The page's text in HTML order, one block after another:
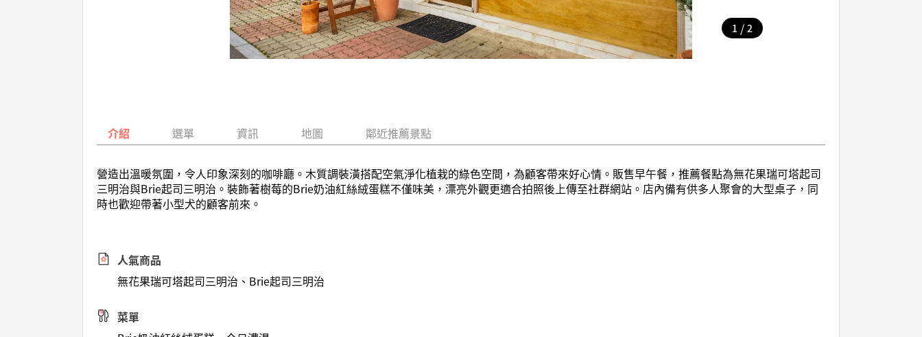
1 / 2
介紹 選單 資訊 地圖 鄰近推薦景點
營造出溫暖氛圍，令人印象深刻的咖啡廳。木質調裝潢搭配空氣淨化植栽的綠色空間，為顧客帶來好心情。販售早午餐，推薦餐點為無花果瑞可塔起司
三明治與Brie起司三明治。裝飾著樹莓的Brie奶油紅絲絨蛋糕不僅味美，漂亮外觀更適合拍照後上傳至社群網站。店內備有供多人聚會的大型桌子，同
時也歡迎帶著小型犬的顧客前來。
人氣商品
無花果瑞可塔起司三明治、Brie起司三明治
菜單